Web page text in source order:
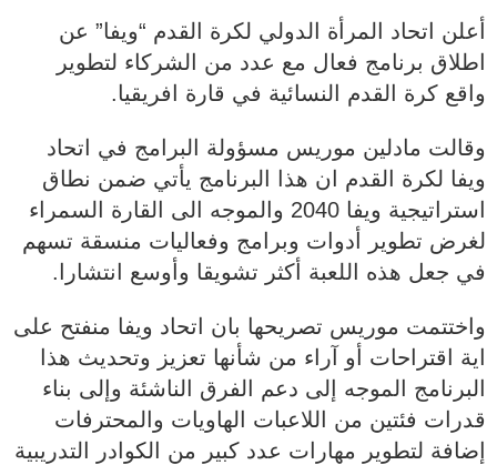
أعلن اتحاد المرأة الدولي لكرة القدم “ويفا” عن
اطلاق برنامج فعال مع عدد من الشركاء لتطوير
واقع كرة القدم النسائية في قارة افريقيا.
وقالت مادلين موريس مسؤولة البرامج في اتحاد
ويفا لكرة القدم ان هذا البرنامج يأتي ضمن نطاق
استراتيجية ويفا 2040 والموجه الى القارة السمراء
لغرض تطوير أدوات وبرامج وفعاليات منسقة تسهم
في جعل هذه اللعبة أكثر تشويقا وأوسع انتشارا.
واختتمت موريس تصريحها بان اتحاد ويفا منفتح على
اية اقتراحات أو آراء من شأنها تعزيز وتحديث هذا
البرنامج الموجه إلى دعم الفرق الناشئة وإلى بناء
قدرات فئتين من اللاعبات الهاويات والمحترفات
إضافة لتطوير مهارات عدد كبير من الكوادر التدريبية